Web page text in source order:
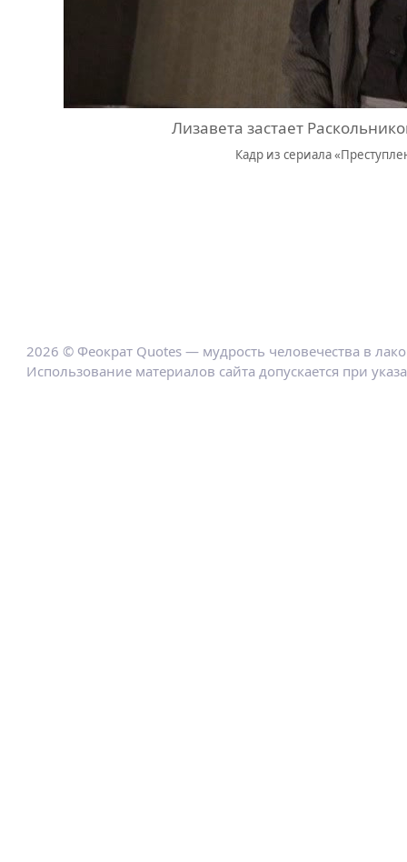
Лизавета застает
Кадр из сериала
2026 © Феократ Quotes — мудрость человечества в
Использование материалов сайта допускается при